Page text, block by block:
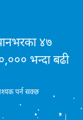
४७
भन्दा बढी
पर्न सक्छ